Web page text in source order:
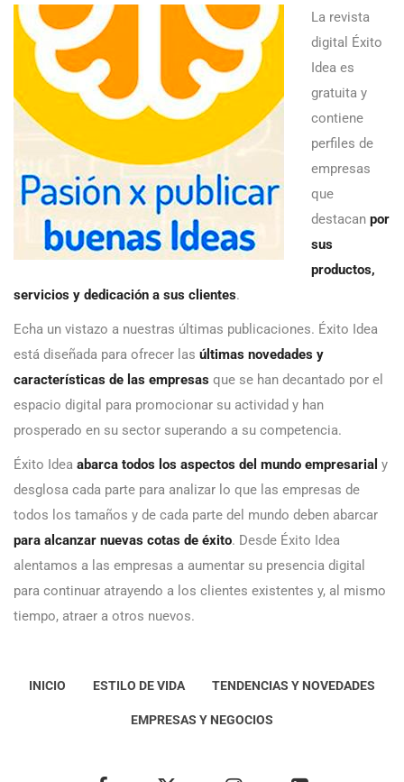
La revista
digital Éxito
Idea es
gratuita y
contiene
perfiles de
empresas
que
destacan por
sus
productos,
servicios y dedicación a sus clientes.
Echa un vistazo a nuestras últimas publicaciones. Éxito Idea
está diseñada para ofrecer las últimas novedades y
características de las empresas que se han decantado por el
espacio digital para promocionar su actividad y han
prosperado en su sector superando a su competencia.
Éxito Idea abarca todos los aspectos del mundo empresarial y
desglosa cada parte para analizar lo que las empresas de
todos los tamaños y de cada parte del mundo deben abarcar
para alcanzar nuevas cotas de éxito. Desde Éxito Idea
alentamos a las empresas a aumentar su presencia digital
para continuar atrayendo a los clientes existentes y, al mismo
tiempo, atraer a otros nuevos.
INICIO ESTILO DE VIDA TENDENCIAS Y NOVEDADES
EMPRESAS Y NEGOCIOS